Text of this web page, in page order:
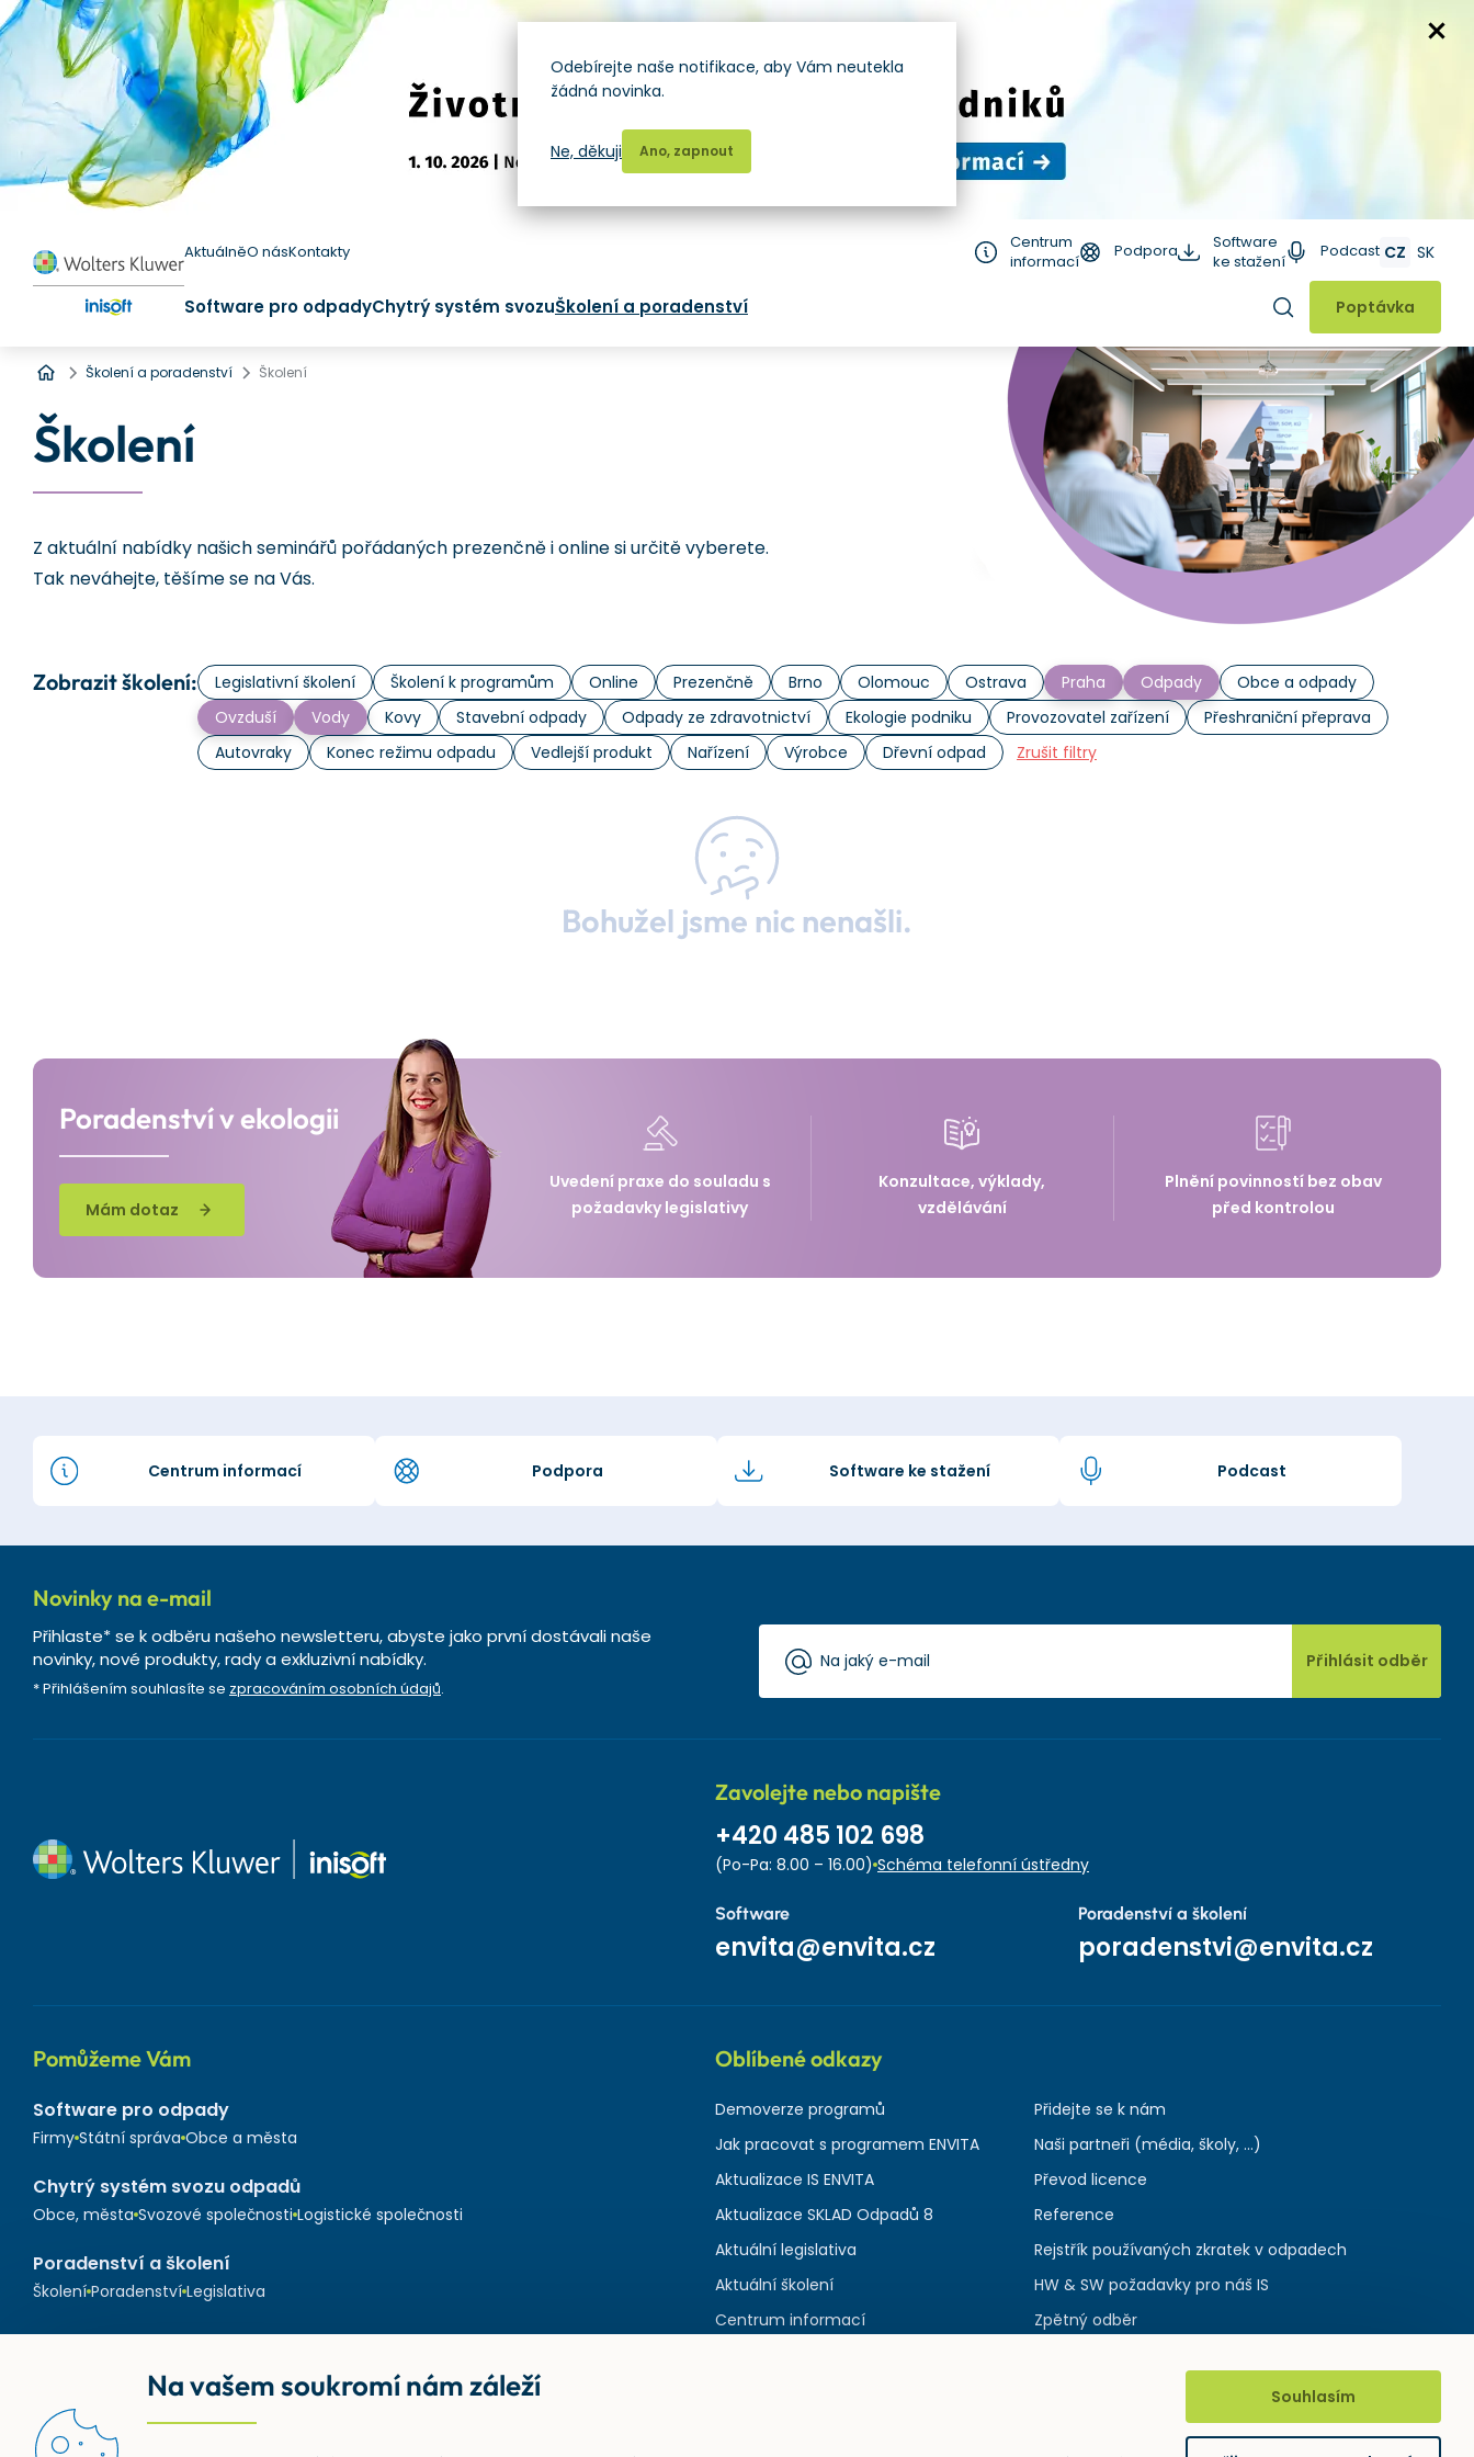
AktuálněO násKontakty
Centrum
informací
Podpora
Software
ke stažení
Podcast CZ SK
Software pro odpadyChytrý systém svozuŠkolení a poradenství Hledat
Poptávka
Úvod
Školení a poradenství Školení
Školení
Z aktuální nabídky našich seminářů pořádaných prezenčně i online si určitě vyberete.
Tak neváhejte, těšíme se na Vás.
Zobrazit školení: Legislativní školení Školení k programům Online Prezenčně Brno Olomouc Ostrava Praha Odpady
Obce a odpady
Ovzduší
Vody Kovy Stavební odpady Odpady ze zdravotnictví Ekologie podniku Provozovatel zařízení
Přeshraniční přeprava
Autovraky
Konec režimu odpadu Vedlejší produkt Nařízení Výrobce Dřevní odpad Zrušit filtry
Bohužel jsme nic nenašli.
Poradenství v ekologii
Mám dotaz
Uvedení praxe do souladu s
požadavky legislativy
Konzultace, výklady,
vzdělávání
Plnění povinností bez obav
před kontrolou
Centrum informací Podpora Software ke stažení Podcast
Novinky na e-mail
Přihlaste* se k odběru našeho newsletteru, abyste jako první dostávali naše
novinky, nové produkty, rady a exkluzivní nabídky.
* Přihlášením souhlasíte se zpracováním osobních údajů.
Přihlásit odběr
Zavolejte nebo napište
+420 485 102 698
(Po-Pa: 8.00 – 16.00) Schéma telefonní ústředny
Software
envita@envita.cz
Poradenství a školení
poradenstvi@envita.cz
Pomůžeme Vám
Software pro odpady
Firmy Státní správa Obce a města
Chytrý systém svozu odpadů
Obce, města Svozové společnosti Logistické společnosti
Poradenství a školení
Školení Poradenství Legislativa
Oblíbené odkazy
Demoverze programů
Jak pracovat s programem ENVITA
Aktualizace IS ENVITA
Aktualizace SKLAD Odpadů 8
Aktuální legislativa
Aktuální školení
Centrum informací
Přidejte se k nám
Naši partneři (média, školy, ...)
Převod licence
Reference
Rejstřík používaných zkratek v odpadech
HW & SW požadavky pro náš IS
Zpětný odběr
Odebírejte naše notifikace, aby Vám neutekla
žádná novinka.
Ano, zapnout
Ne, děkuji
Na vašem soukromí nám záleží Souhlasím